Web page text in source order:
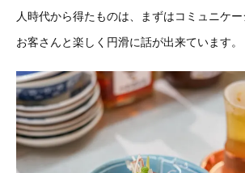
人時代から得たものは、まずはコミュニケー
お客さんと楽しく円滑に話が出来ています。